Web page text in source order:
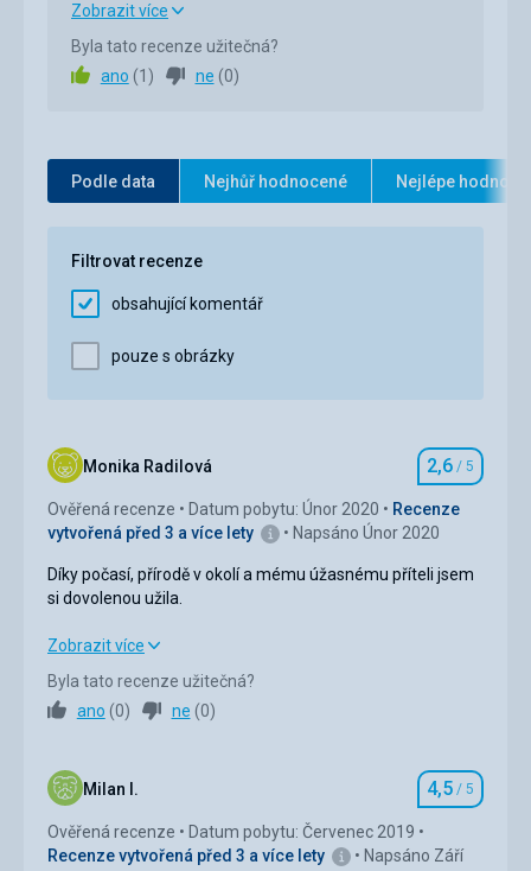
Hotel je v samém centru, s vyhledem na vodopad,
ochotným personálem.
Okolí 5,0/ 5
Cena
Strava
Ubytování
Vše odpovídá ceně, mírně starší ale funkční,
koupelna nově zrekonstruovaná, úklid a čistota bez
problémů. Horší wifi signál, resp. signal ok ale
rychlost pochybná.
Služby
infra), wirpool bazének, lehátka na sluneční terase
vše s výhledem na vodopád. S parkováním nebyl
problém. V ceně Gastein card na slevy mhd a
atrakcí.
Zobrazit více
Byla tato recenze užitečná?
ano (1 ) ne (0)
Podle data Nejhůř hodnocené Nejlépe
Filtrovat recenze
obsahující komentář
pouze s obrázky
Monika Radilová Hodnocení
2,6 / 5
Ověřená recenze Datum pobytu: Únor 2020
Recenze
vytvořená před 3 a více lety
Napsáno Únor 2020
Díky počasí, přírodě v okolí a mému úžasnému příteli jsem
si dovolenou užila.
Díky počasí, přírodě v okolí a mému úžasnému příteli jsem
Strava
Služby 3,0/ 5
Sport 5,0/ 5
Zobrazit více
Byla tato recenze užitečná?
ano (0) ne (0)
Milan I. Hodnocení
4,5 / 5
Ověřená recenze
Datum pobytu: Červenec 2019
Recenze vytvořená před 3 a více lety
Napsáno Září